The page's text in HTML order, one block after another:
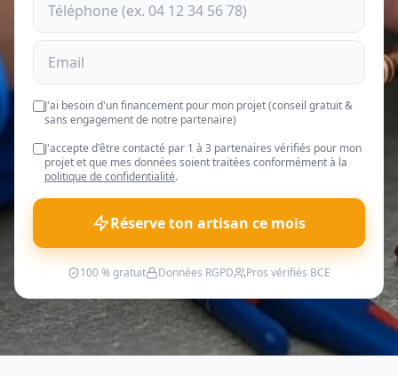
J'ai besoin d'un financement pour mon projet (conseil gratuit &
sans engagement de notre partenaire)
J'accepte d'être contacté par 1 à 3 partenaires vérifiés pour mon
projet et que mes données soient traitées conformément à la
politique de confidentialité.
Réserve ton artisan ce mois
100 % gratuit Données RGPD Pros vérifiés BCE